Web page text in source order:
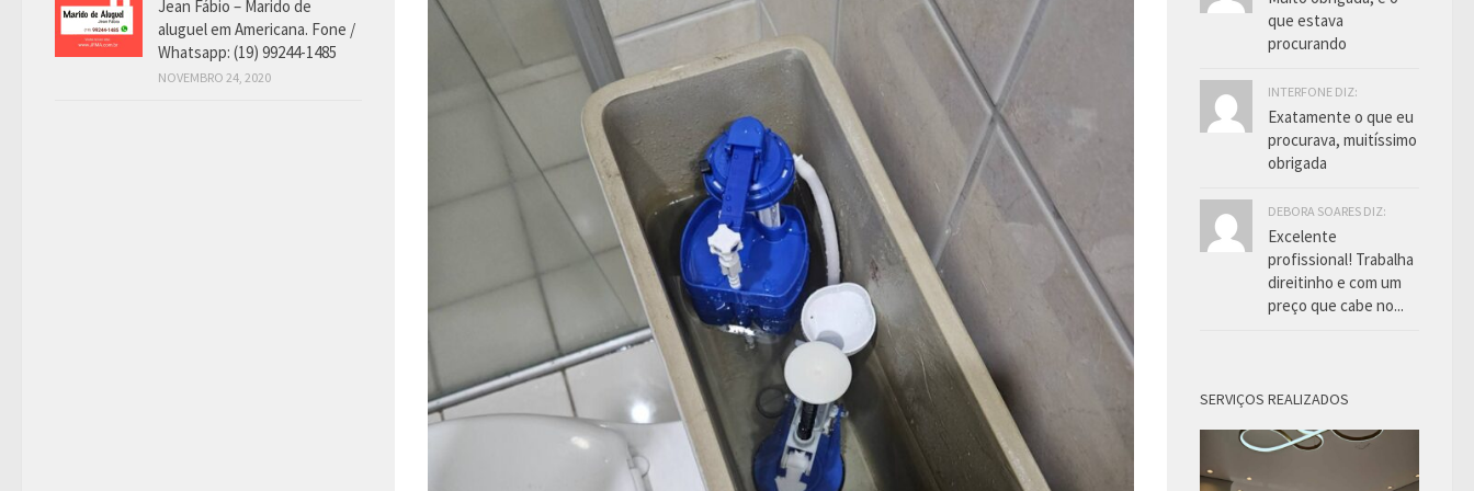
Jean Fábio – Marido de
aluguel em Americana. Fone /
Whatsapp: (19) 99244-1485
NOVEMBRO 24, 2020
que estava
procurando
INTERFONE DIZ:
Exatamente o que eu
procurava, muitíssimo
obrigada
DEBORA SOARES DIZ:
Excelente
profissional! Trabalha
direitinho e com um
preço que cabe no...
SERVIÇOS REALIZADOS